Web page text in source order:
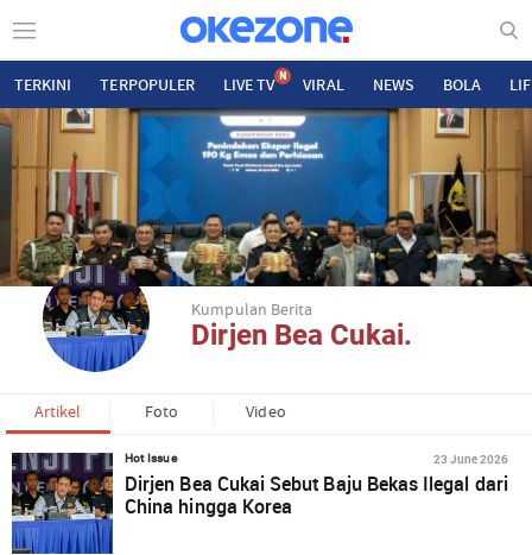
TERKINI TERPOPULER LIVE TV N VIRAL NEWS BOLA
Kumpulan Berita
Dirjen Bea Cukai.
Artikel Foto Video
Hot Issue 23 June 2026
Dirjen Bea Cukai Sebut Baju Bekas Ilegal dari
China hingga Korea